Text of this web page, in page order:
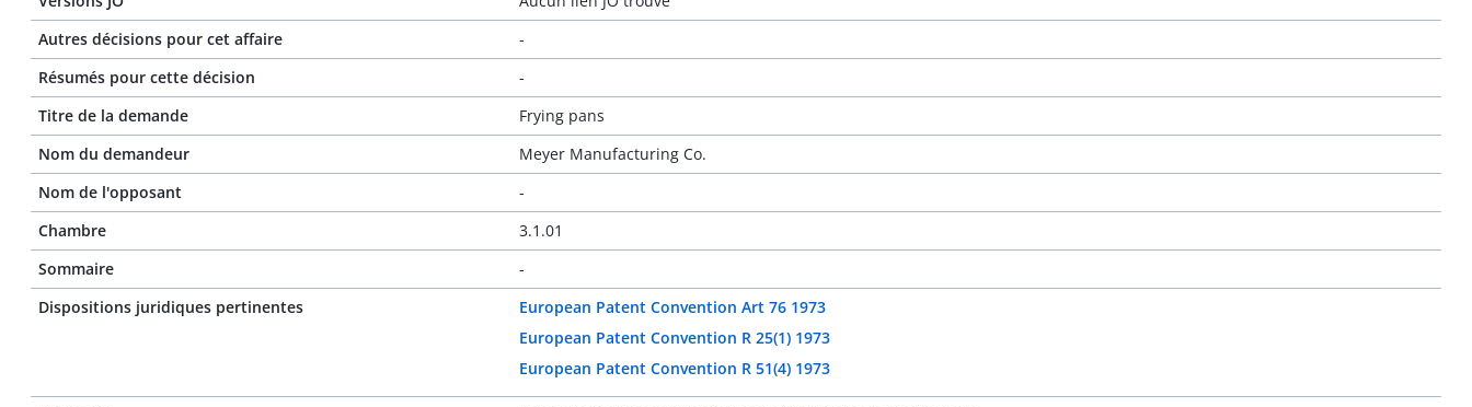
Autres décisions pour cet affaire
-
Résumés pour cette décision
-
Titre de la demande
Frying pans
Nom du demandeur
Meyer Manufacturing Co.
Nom de l'opposant
-
Chambre
3.1.01
Sommaire
-
Dispositions juridiques pertinentes
European Patent Convention Art 76 1973
European Patent Convention R 25(1) 1973
European Patent Convention R 51(4) 1973